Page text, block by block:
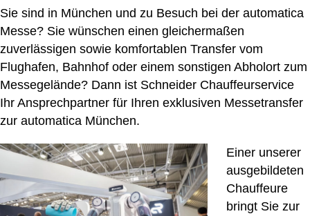
Sie sind in München und zu Besuch bei der automatica
Messe? Sie wünschen einen gleichermaßen
zuverlässigen sowie komfortablen Transfer vom
Flughafen, Bahnhof oder einem sonstigen Abholort zum
Messegelände? Dann ist Schneider Chauffeurservice
Ihr Ansprechpartner für Ihren exklusiven Messetransfer
zur automatica München.
Einer unserer
ausgebildeten
Chauffeure
bringt Sie zur